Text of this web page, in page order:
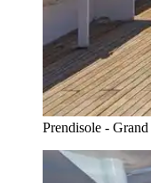
Prendisole -